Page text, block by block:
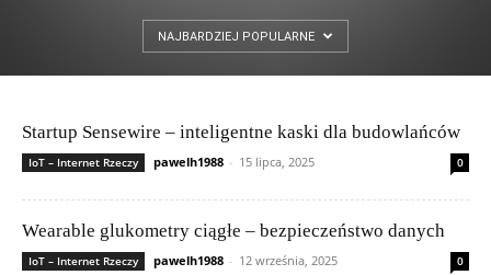
NAJBARDZIEJ POPULARNE
Startup Sensewire – inteligentne kaski dla budowlańców
IoT – Internet Rzeczy pawelh1988 - 15 lipca, 2025 0
Wearable glukometry ciągłe – bezpieczeństwo danych
IoT – Internet Rzeczy pawelh1988 - 12 września, 2025 0